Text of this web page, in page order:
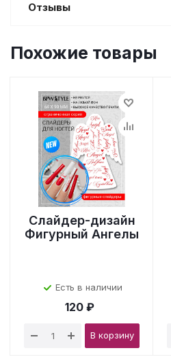
Отзывы
Похожие товары
Слайдер-дизайн
Фигурный Ангелы
Есть в наличии
120 ₽
В корзину